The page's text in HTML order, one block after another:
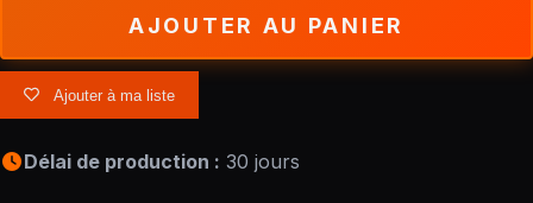
AJOUTER AU PANIER
Ajouter à ma liste
Délai de production : 30 jours